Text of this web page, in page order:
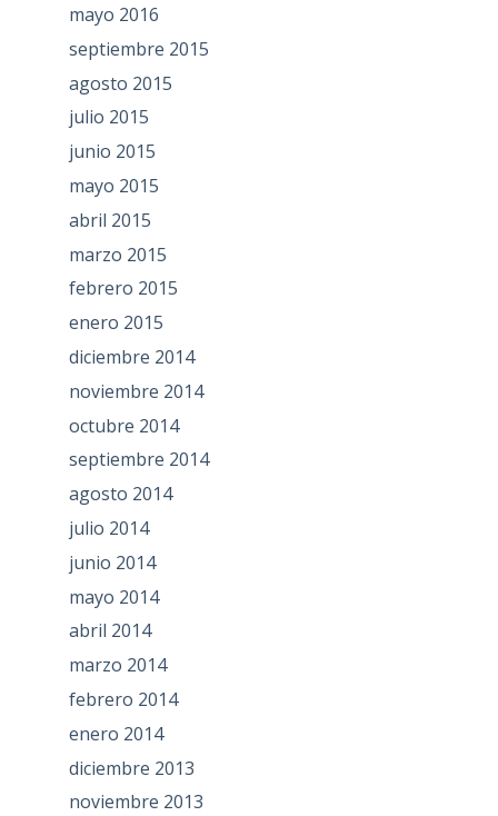
mayo 2016
septiembre 2015
agosto 2015
julio 2015
junio 2015
mayo 2015
abril 2015
marzo 2015
febrero 2015
enero 2015
diciembre 2014
noviembre 2014
octubre 2014
septiembre 2014
agosto 2014
julio 2014
junio 2014
mayo 2014
abril 2014
marzo 2014
febrero 2014
enero 2014
diciembre 2013
noviembre 2013